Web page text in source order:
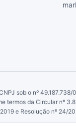
sob o nº
termos da Circular nº
e Resolução nº 24/